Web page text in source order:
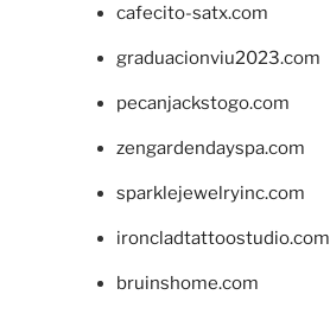
cafecito-satx.com
graduacionviu2023.com
pecanjackstogo.com
zengardendayspa.com
sparklejewelryinc.com
ironcladtattoostudio.com
bruinshome.com